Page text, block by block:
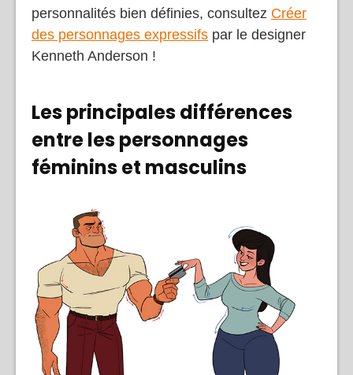
personnalités bien définies, consultez Créer
des personnages expressifs par le designer
Kenneth Anderson !
Les principales différences
entre les personnages
féminins et masculins